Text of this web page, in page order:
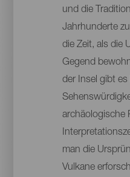
und die
Jahrhunderte
die Zeit, als die
Gegend
der Insel gibt
archäologische
man die
Vulkane